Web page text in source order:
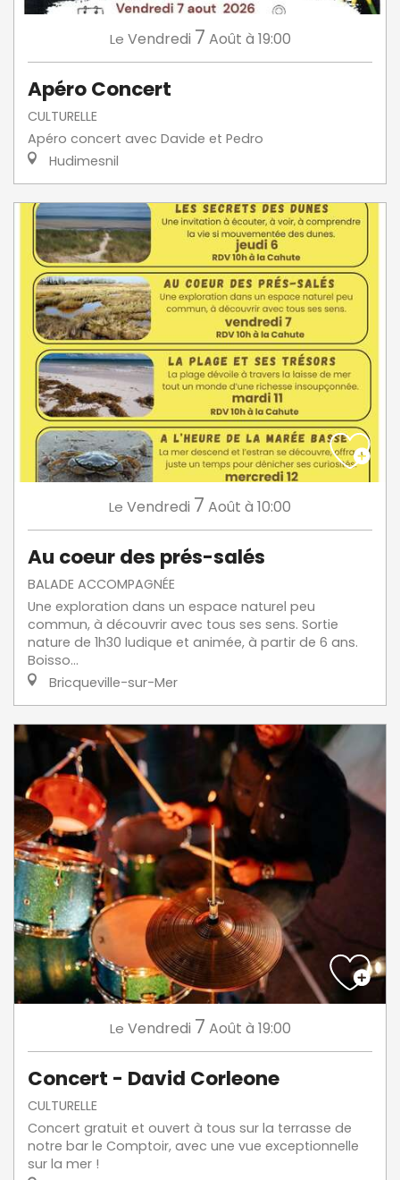
Le Vendredi 7 Août à 19:00
Apéro Concert
CULTURELLE
Apéro concert avec Davide et Pedro
Hudimesnil
Le Vendredi 7 Août à 10:00
Au coeur des prés-salés
BALADE ACCOMPAGNÉE
Une exploration dans un espace naturel peu
commun, à découvrir avec tous ses sens. Sortie
nature de 1h30 ludique et animée, à partir de 6 ans.
Boisso...
Bricqueville-sur-Mer
Le Vendredi 7 Août à 19:00
Concert - David Corleone
CULTURELLE
Concert gratuit et ouvert à tous sur la terrasse de
notre bar le Comptoir, avec une vue exceptionnelle
sur la mer !